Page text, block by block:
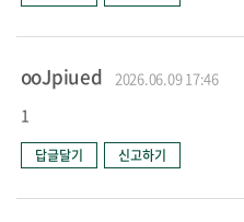
ooJpiued 2026.06.09 17:46
1
답글달기 신고하기